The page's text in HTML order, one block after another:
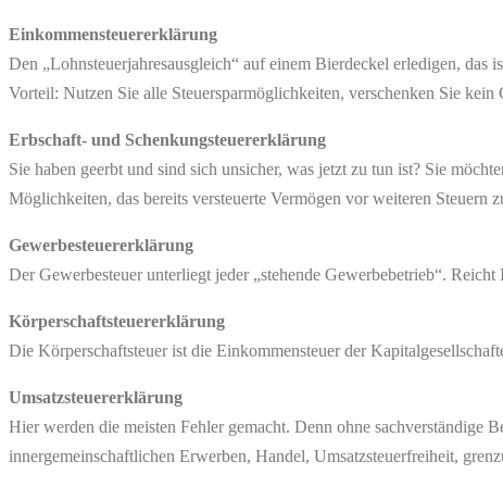
Einkommensteuererklärung
Den „Lohnsteuerjahresausgleich“ auf einem Bierdeckel erledigen,
Vorteil: Nutzen Sie alle Steuersparmöglichkeiten, verschenken Sie
Erbschaft- und Schenkungsteuererklärung
Sie haben geerbt und sind sich unsicher, was jetzt zu tun ist? Sie
Möglichkeiten, das bereits versteuerte Vermögen vor weiteren
Gewerbesteuererklärung
Der Gewerbesteuer unterliegt jeder „stehende Gewerbebetrieb“.
Körperschaftsteuererklärung
Die Körperschaftsteuer ist die Einkommensteuer der
Umsatzsteuererklärung
Hier werden die meisten Fehler gemacht. Denn ohne sachverständige
innergemeinschaftlichen Erwerben, Handel, Umsatzsteuerfreiheit,